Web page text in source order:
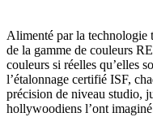
Alimenté par la technologie
de la gamme de couleurs
couleurs si réelles qu’elles
l’étalonnage certifié ISF,
précision de niveau studio,
hollywoodiens l’ont